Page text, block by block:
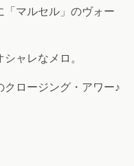
「マルセル」のヴォー
ャレなメロ。
ロージング・アワー♪